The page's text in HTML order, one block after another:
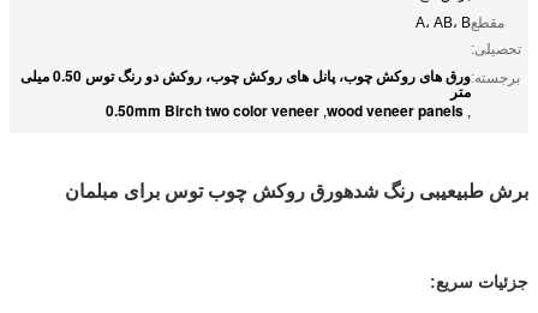
مقطع
تحصیلی:
A، AB، B
برجسته: ورق های روکش چوب، پانل های روکش چوب، روکش دو رنگ توس 0.50 میلی
متر
,
wood veneer panels
,
0.50mm Birch two color veneer
برش طبیعیبی رنگ شدهورق روکش چوب توس برای مبلمان
جزئیات سریع: